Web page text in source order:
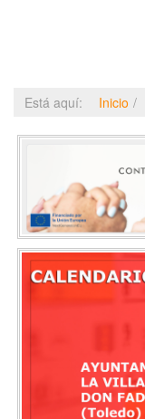
Está aquí: Inicio